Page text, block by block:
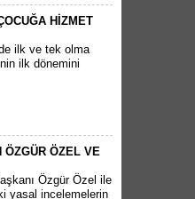
HİZMET
ilk ve tek olma
ilk dönemini
ÖZGÜR ÖZEL VE
Özgür Özel ile
yasal incelemelerin